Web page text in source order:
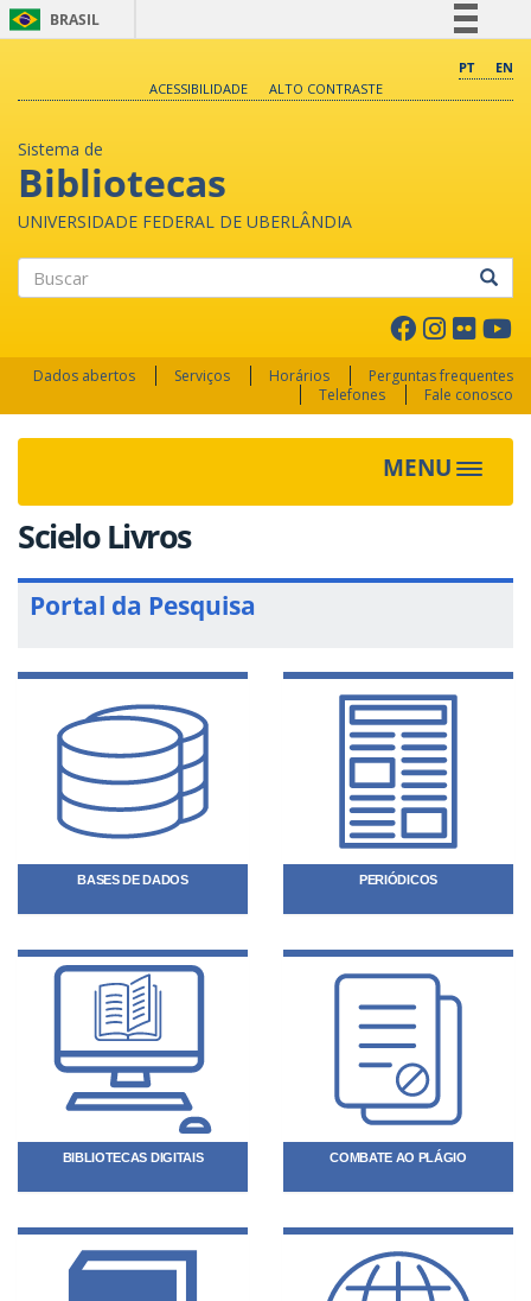
BRASIL
Comunica BR
PT
EN
ACESSIBILIDADE
ALTO CONTRASTE
Sistema de
Bibliotecas
UNIVERSIDADE FEDERAL DE UBERLÂNDIA
Dados abertos Serviços Horários
Perguntas frequentes
Telefones
Fale conosco
MENU Toggle
Scielo Livros
Portal da Pesquisa
BASES DE DADOS PERIÓDICOS
BIBLIOTECAS DIGITAIS COMBATE AO PLÁGIO